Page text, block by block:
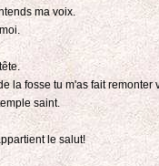
ma voix.
la fosse tu m'as fait remonter
saint.
le salut!